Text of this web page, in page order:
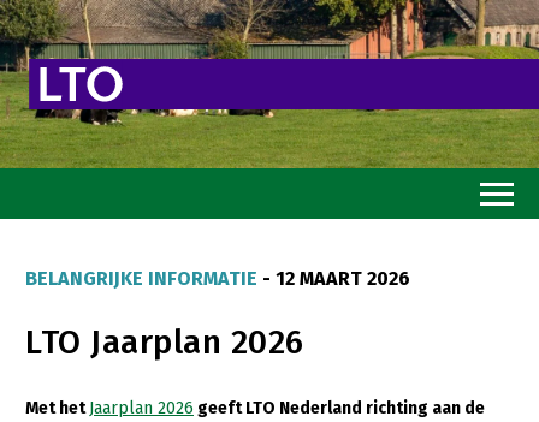
Goed eten
Mooi groen
BELANGRIJKE INFORMATIE - 12 MAART 2026
LTO Jaarplan 2026
Met hetJaarplan 2026 geeft LTO Nederland richting aan de